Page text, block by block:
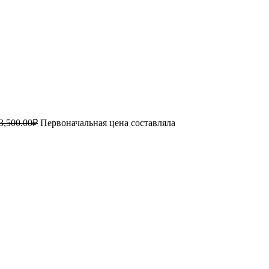
₽ Первоначальная цена составляла